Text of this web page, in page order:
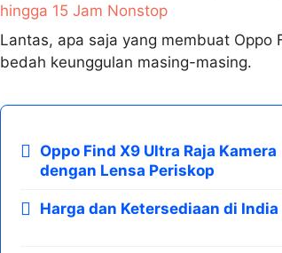
hingga 15 Jam Nonstop
Lantas, apa saja yang membuat
bedah keunggulan masing-masing.
Oppo Find X9 Ultra Raja Kamera
dengan Lensa Periskop
Harga dan Ketersediaan di India